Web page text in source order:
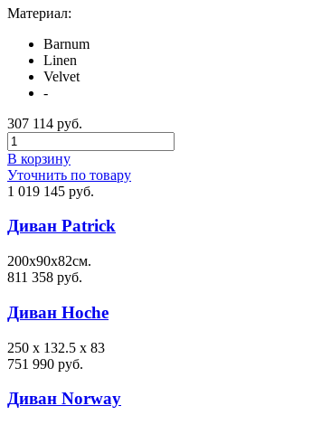
Материал:
Barnum
Linen
Velvet
-
307 114 руб.
В корзину
Уточнить по товару
1 019 145 руб.
Диван Patrick
200х90х82см.
811 358 руб.
Диван Hoche
250 x 132.5 x 83
751 990 руб.
Диван Norway